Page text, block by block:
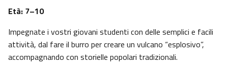
Età: 7–10
Impegnate i vostri giovani studenti con delle semplici e facili
attività, dal fare il burro per creare un vulcano “esplosivo”,
accompagnando con storielle popolari tradizionali.